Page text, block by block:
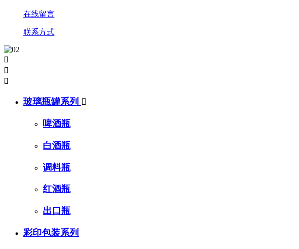
在线留言
联系方式



玻璃瓶罐系列 
啤酒瓶
白酒瓶
调料瓶
红酒瓶
出口瓶
彩印包装系列